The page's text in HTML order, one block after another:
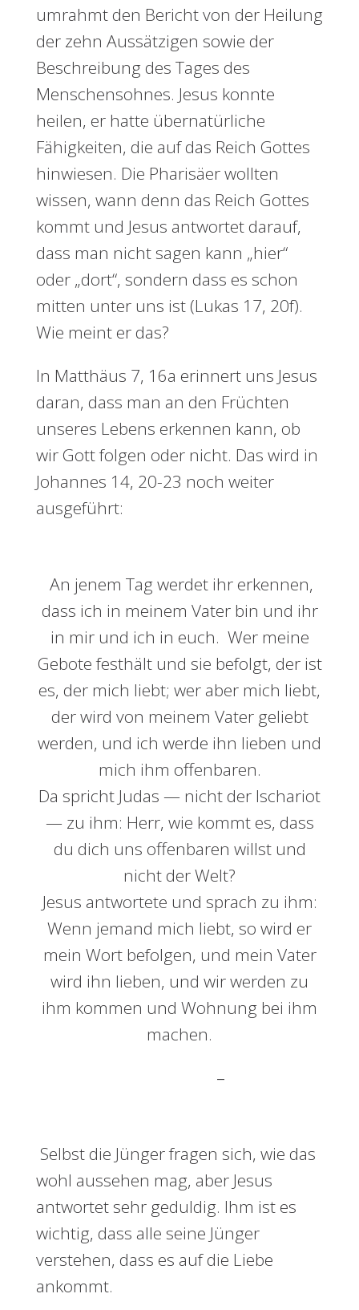
umrahmt den Bericht von der Heilung
der zehn Aussätzigen sowie der
Beschreibung des Tages des
Menschensohnes. Jesus konnte
heilen, er hatte übernatürliche
Fähigkeiten, die auf das Reich Gottes
hinwiesen. Die Pharisäer wollten
wissen, wann denn das Reich Gottes
kommt und Jesus antwortet darauf,
dass man nicht sagen kann „hier“
oder „dort“, sondern dass es schon
mitten unter uns ist (Lukas 17, 20f).
Wie meint er das?
In Matthäus 7, 16a erinnert uns Jesus
daran, dass man an den Früchten
unseres Lebens erkennen kann, ob
wir Gott folgen oder nicht. Das wird in
Johannes 14, 20-23 noch weiter
ausgeführt:
An jenem Tag werdet ihr erkennen,
dass ich in meinem Vater bin und ihr
in mir und ich in euch. Wer meine
Gebote festhält und sie befolgt, der ist
es, der mich liebt; wer aber mich liebt,
der wird von meinem Vater geliebt
werden, und ich werde ihn lieben und
mich ihm offenbaren.
Da spricht Judas — nicht der Ischariot
— zu ihm: Herr, wie kommt es, dass
du dich uns offenbaren willst und
nicht der Welt?
Jesus antwortete und sprach zu ihm:
Wenn jemand mich liebt, so wird er
mein Wort befolgen, und mein Vater
wird ihn lieben, und wir werden zu
ihm kommen und Wohnung bei ihm
machen.
–
Selbst die Jünger fragen sich, wie das
wohl aussehen mag, aber Jesus
antwortet sehr geduldig. Ihm ist es
wichtig, dass alle seine Jünger
verstehen, dass es auf die Liebe
ankommt.